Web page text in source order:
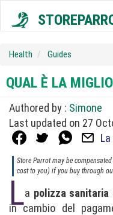
Health Guides
QUAL È LA
Authored by : Simone
Last updated on 27
Store Parrot may be
cost to you) if you buy through
La polizza sanitaria
in cambio del